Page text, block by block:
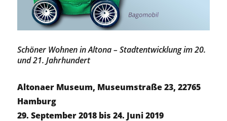
Schöner Wohnen in Altona – Stadtentwicklung im 20.
und 21. Jahrhundert
Altonaer Museum, Museumstraße 23, 22765
Hamburg
29. September 2018 bis 24. Juni 2019